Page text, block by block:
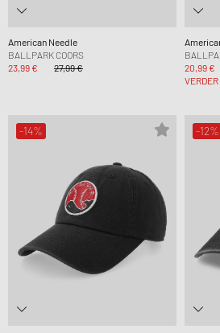
American Needle
BALLPARK COORS
23,99 €
27,99 €
20,99 €
-14% -12%